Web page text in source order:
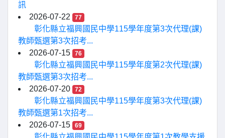
訊
2026-07-22
77
彰化縣立福興國民中學115學年度第3次代理(課)
教師甄選第3次招考...
2026-07-15
76
彰化縣立福興國民中學115學年度第2次代理(課)
教師甄選第3次招考...
2026-07-20
72
彰化縣立福興國民中學115學年度第3次代理(課)
教師甄選第1次招考...
2026-07-15
69